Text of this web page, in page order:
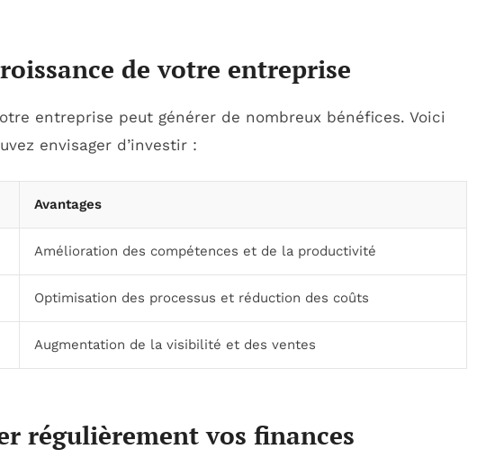
de votre entreprise
entreprise peut générer de nombreux bénéfices. Voici
envisager d’investir :
Avantages
Amélioration des compétences et de la productivité
Optimisation des processus et réduction des coûts
Augmentation de la visibilité et des ventes
régulièrement vos finances